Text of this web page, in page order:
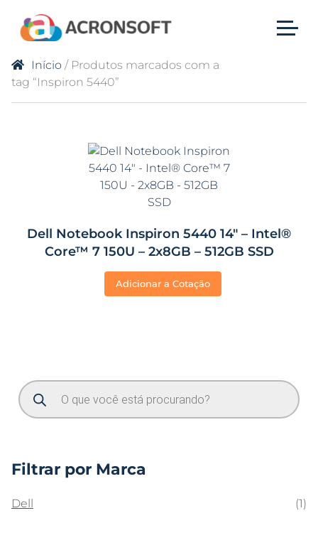
Início / Produtos marcados com a
tag “Inspiron 5440”
Dell Notebook Inspiron 5440 14″ – Intel®
Core™ 7 150U – 2x8GB – 512GB SSD
Adicionar a Cotação
Filtrar por Marca
Dell (1)